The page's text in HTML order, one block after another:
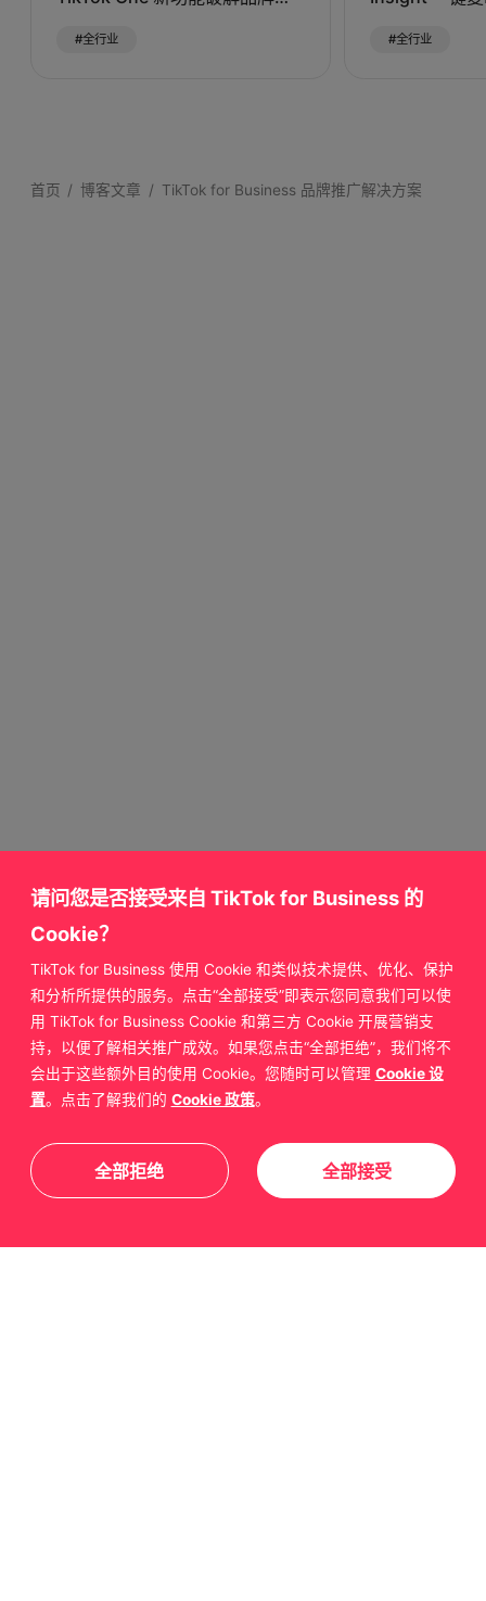
#全行业 #全行业
首页 博客文章 TikTok for Business 品牌推广解决方案
获取更多来自
TikTok for Business 的支持
联系我们
请问您是否接受来自 TikTok for Business 的
Cookie？
TikTok for Business 使用 Cookie 和类似技术提供、优化、保护
和分析所提供的服务。点击“全部接受”即表示您同意我们可以使
用 TikTok for Business Cookie 和第三方 Cookie 开展营销支
持，以便了解相关推广成效。如果您点击“全部拒绝”，我们将不
会出于这些额外目的使用 Cookie。您随时可以管理 Cookie 设
置。点击了解我们的 Cookie 政策。
全部拒绝 全部接受